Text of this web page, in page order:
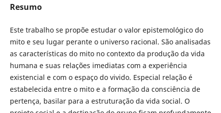
Resumo
Este trabalho se propõe estudar o valor epistemológico do
mito e seu lugar perante o universo racional. São analisadas
as características do mito no contexto da produção da vida
humana e suas relações imediatas com a experiência
existencial e com o espaço do vivido. Especial relação é
estabelecida entre o mito e a formação da consciência de
pertença, basilar para a estruturação da vida social. O